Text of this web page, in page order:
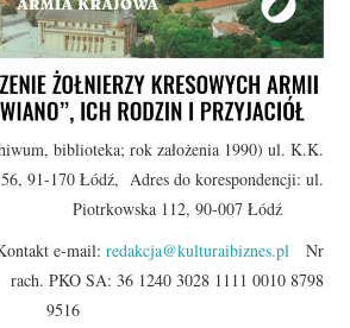
biblioteka; rok założenia 1990) ul. K.K.
91-170 Łódź, Adres do korespondencji: ul.
Piotrkowska 112, 90-007 Łódź
e-mail: redakcja@kulturaibiznes.pl Nr
rach. PKO SA: 36 1240 3028 1111 0010 8798
9516